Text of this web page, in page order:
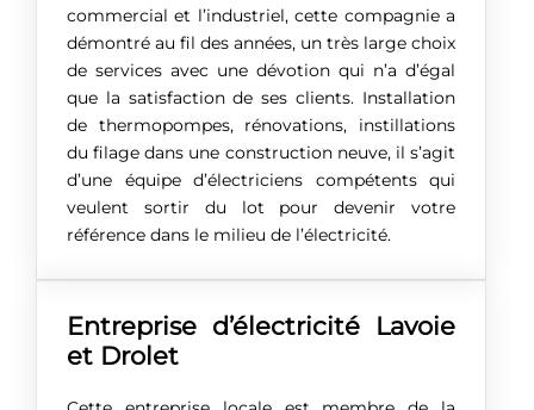
commercial et l’industriel, cette compagnie a
démontré au fil des années, un très large choix
de services avec une dévotion qui n’a d’égal
que la satisfaction de ses clients. Installation
de thermopompes, rénovations, instillations
du filage dans une construction neuve, il s’agit
d’une équipe d’électriciens compétents qui
veulent sortir du lot pour devenir votre
référence dans le milieu de l’électricité.
Entreprise d’électricité Lavoie
et Drolet